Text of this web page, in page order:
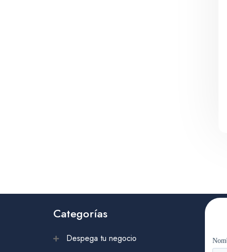
Categorías
Despega tu negocio